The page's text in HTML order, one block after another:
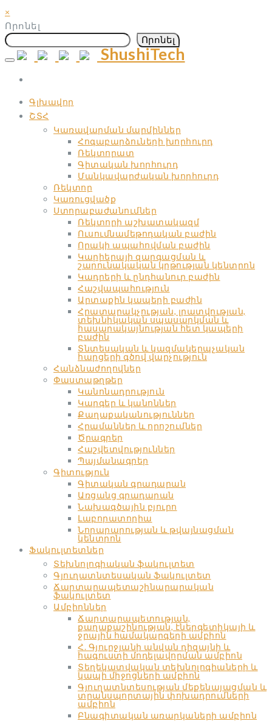
×
Որոնել
Որոնել
Skip
content
ShushiTech
Գլխավոր
ՇՏՀ
Կառավարման մարմիններ
Հոգաբարձուների խորհուրդ
Ռեկտորատ
Գիտական ​​խորհուրդ
Մանկավարժական ​​խորհուրդ
Ռեկտոր
Կառուցվածք
Ստորաբաժանումներ
Ռեկտորի աշխատակազմ
Ուսումնամեթոդական բաժին
Որակի ապահովման բաժին
Կարիերայի զարգացման և
շարունակական կրթության կենտրոն
Կադրերի և ընդհանուր բաժին
Հաշվապահություն
Արտաքին կապերի բաժին
Հրատարակչության, լրատվության,
տեխնիկական սպասարկման և
հասարակայնության հետ կապերի
բաժին
Տնտեսական և կազմակերպչական
հարցերի գծով վարչություն
Հանձնաժողովներ
Փաստաթղթեր
Կանոնադրություն
Կարգեր և կանոններ
Քաղաքականություններ
Հրամաններ և որոշումներ
Ծրագրեր
Հաշվետվություններ
Պայմանագրեր
Գիտություն
Գիտական գրադարան
Առցանց գրադարան
Նախագծային բյուրո
Լաբորատորիա
Նորարարության և թվայնացման
կենտրոն
Ֆակուլտետներ
Տեխնոլոգիական ֆակուլտետ
Գյուղատնտեսական ֆակուլտետ
Ճարտարապետաշինարարական
ֆակուլտետ
Ամբիոններ
Ճարտարապետության,
քաղաքաշինության, էներգետիկայի և
ջրային համակարգերի ամբիոն
Հ. Գյուրջյանի անվան դիզայնի և
հագուստի մոդելավորման ամբիոն
Տեղեկատվական տեխնոլոգիաների և
կապի միջոցների ամբիոն
Գյուղատնտեսության մեքենայացման և
տրանսպորտային փոխադրումների
ամբիոն
Բնագիտական առարկաների ամբիոն